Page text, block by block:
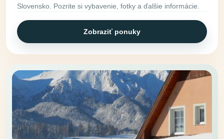
Slovensko. Pozrite si vybavenie, fotky a ďalšie informácie.
Zobraziť ponuky